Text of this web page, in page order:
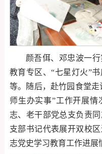
颜吾佴、邓忠波一
教育专区、“七星灯火”
等。随后，赴竹园食堂走
师生办实事”工作开展情
志、老干部党总支负责
支部书记代表展开双校
志党史学习教育工作进展